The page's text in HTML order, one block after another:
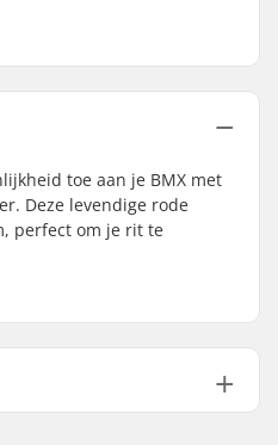
toe aan je BMX met
Deze levendige rode
perfect om je rit te